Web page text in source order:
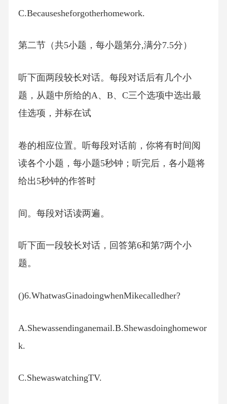
C.Becausesheforgotherhomework.
第二节（共5小题，每小题第分,满分7.5分）
听下面两段较长对话。每段对话后有几个小
题，从题中所给的A、B、C三个选项中选出最
佳选项，并标在试
卷的相应位置。听每段对话前，你将有时间阅
读各个小题，每小题5秒钟；听完后，各小题将
给出5秒钟的作答时
间。每段对话读两遍。
听下面一段较长对话，回答第6和第7两个小
题。
()6.WhatwasGinadoingwhenMikecalledher?
A.Shewassendinganemail.B.Shewasdoinghomewor
k.
C.ShewaswatchingTV.